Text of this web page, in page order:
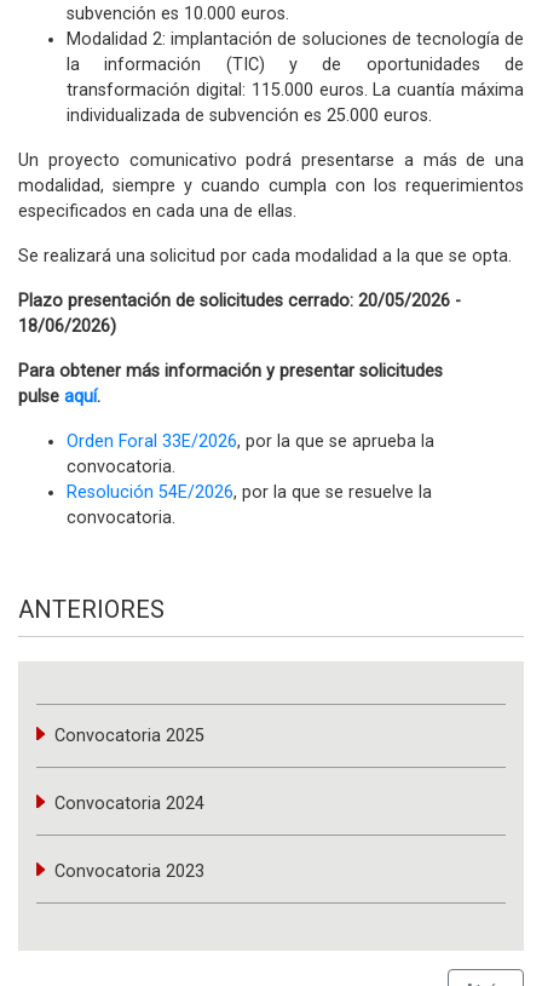
subvención es 10.000 euros.
Modalidad 2: implantación de soluciones de tecnología de
la información (TIC) y de oportunidades de
transformación digital: 115.000 euros. La cuantía máxima
individualizada de subvención es 25.000 euros.
Un proyecto comunicativo podrá presentarse a más de una
modalidad, siempre y cuando cumpla con los requerimientos
especificados en cada una de ellas.
Se realizará una solicitud por cada modalidad a la que se opta.
Plazo presentación de solicitudes cerrado: 20/05/2026 -
18/06/2026)
Para obtener más información y presentar solicitudes
pulse aquí.
Orden Foral 33E/2026, por la que se aprueba la
convocatoria.
Resolución 54E/2026, por la que se resuelve la
convocatoria.
ANTERIORES
Convocatoria 2025
Convocatoria 2024
Convocatoria 2023